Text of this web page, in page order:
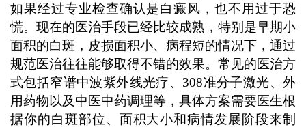
如果经过专业检查确认是白癜风，也不用过于恐
慌。现在的医治手段已经比较成熟，特别是早期小
面积的白斑，皮损面积小、病程短的情况下，通过
规范医治往往能够取得不错的效果。常见的医治方
式包括窄谱中波紫外线光疗、308准分子激光、外
用药物以及中医中药调理等，具体方案需要医生根
据你的白斑部位、面积大小和病情发展阶段来制